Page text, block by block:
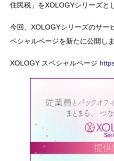
住民税」をXOLOGYシリーズと
今回、XOLOGYシリーズのサー
ペシャルページを新たに公開しま
XOLOGY スペシャルページ